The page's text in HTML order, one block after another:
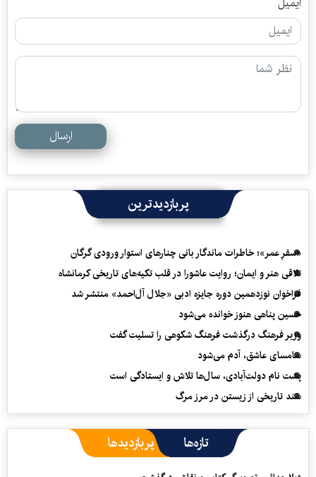
ارسال
پربازدیدترین
«سفرِ عمر»؛ خاطرات ماندگار بانی چنارهای استوار ورودی گرگان
تلاقی هنر و ایمان؛ روایت عاشورا در قلب تکیه‌های تاریخی کرمانشاه
فراخوان نوزدهمین دوره جایزه ادبی «جلال آل‌احمد» منتشر شد
حسین پناهی هنوز خوانده می‌شود
وزیر فرهنگ درگذشت فرهنگ شکوهی را تسلیت گفت
سامسای عاشق، آدم می‌شود
پشت نام دولت‌آبادی، سال‌ها تلاش و ایستادگی است
سند تاریخی از زیستن در مرز مرگ
تازه‌ها پربازدیدها